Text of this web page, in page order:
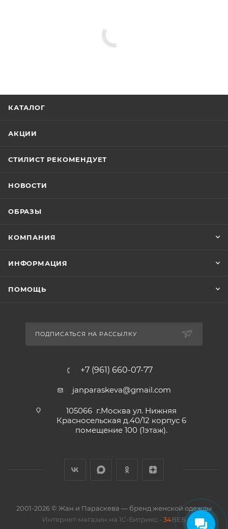
КАТАЛОГ
АКЦИИ
СТИЛИСТ РЕКОМЕНДУЕТ
НОВОСТИ
ОБРАЗЫ
КОМПАНИЯ
ИНФОРМАЦИЯ
ПОМОЩЬ
ПОДПИСАТЬСЯ НА РАССЫЛКУ
+7 (961) 660-07-77
janparaskeva@gmail.com
105066 г.Москва ул. Нижняя
Красносельская д.40/12 корпус 6
помещение 100 (1этаж).
2001-2026 © Жан и Параскева — бренд женской одежды
Интернет-магазин на 1С-Битрикс - 34ВЕБ